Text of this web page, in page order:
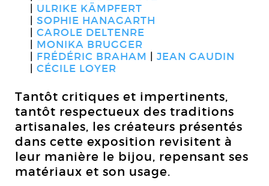
ULRIKE KÄMPFERT
SOPHIE HANAGARTH
CAROLE DELTENRE
MONIKA BRUGGER
FRÉDÉRIC BRAHAM
JEAN GAUDIN
CÉCILE LOYER
Tantôt critiques et impertinents,
tantôt respectueux des traditions
artisanales, les créateurs présentés
dans cette exposition revisitent à
leur manière le bijou, repensant ses
matériaux et son usage.